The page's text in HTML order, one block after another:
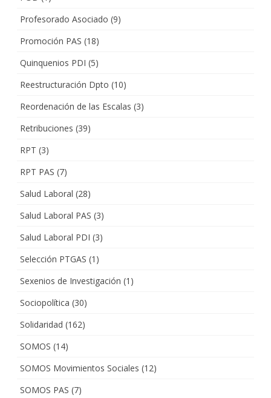
Profesorado Asociado (9)
Promoción PAS (18)
Quinquenios PDI (5)
Reestructuración Dpto (10)
Reordenación de las Escalas (3)
Retribuciones (39)
RPT (3)
RPT PAS (7)
Salud Laboral (28)
Salud Laboral PAS (3)
Salud Laboral PDI (3)
Selección PTGAS (1)
Sexenios de Investigación (1)
Sociopolítica (30)
Solidaridad (162)
SOMOS (14)
SOMOS Movimientos Sociales (12)
SOMOS PAS (7)